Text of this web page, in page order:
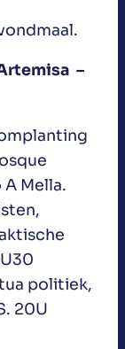
–
Mella.
politiek,
20U